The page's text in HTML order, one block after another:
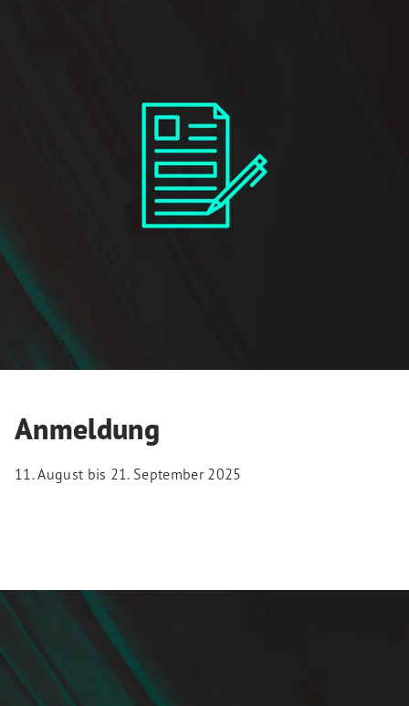
Anmeldung
11. August bis 21. September 2025